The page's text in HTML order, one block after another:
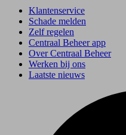
Klantenservice
Schade melden
Zelf regelen
Centraal Beheer app
Over Centraal Beheer
Werken bij ons
Laatste nieuws